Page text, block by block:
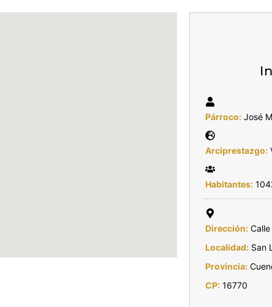
Párroco: José
Arciprestazgo:
Habitantes:
Dirección:
Localidad: San
Provincia:
CP: 16770